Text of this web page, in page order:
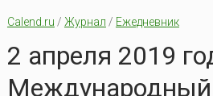
Calend.ru / Журнал / Ежедневник
2 апреля 2019